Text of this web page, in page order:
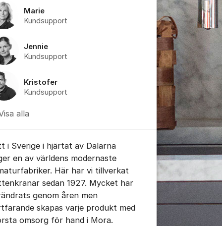
2.jpg
1.JPG
Marie
Kundsupport
Jennie
Kundsupport
Kristofer
Kundsupport
alla
i Sverige i hjärtat av Dalarna
en av världens modernaste
Här har vi tillverkat
sedan 1927. Mycket har
genom åren men
skapas varje produkt med
omsorg för hand i Mora.